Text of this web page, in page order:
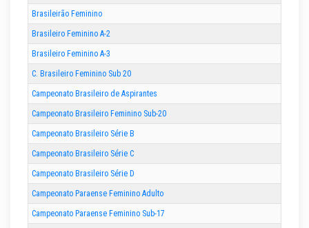
Brasileirão Feminino
Brasileiro Feminino A-2
Brasileiro Feminino A-3
C. Brasileiro Feminino Sub 20
Campeonato Brasileiro de Aspirantes
Campeonato Brasileiro Feminino Sub-20
Campeonato Brasileiro Série B
Campeonato Brasileiro Série C
Campeonato Brasileiro Série D
Campeonato Paraense Feminino Adulto
Campeonato Paraense Feminino Sub-17